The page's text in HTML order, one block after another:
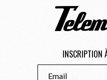
INSCRIPTION